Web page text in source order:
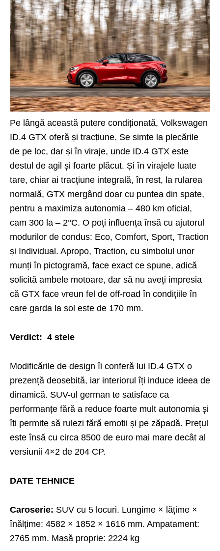
Pe lângă această putere condiționată, Volkswagen
ID.4 GTX oferă și tracțiune. Se simte la plecările
de pe loc, dar și în viraje, unde ID.4 GTX este
destul de agil și foarte plăcut. Și în virajele luate
tare, chiar ai tracțiune integrală, în rest, la rularea
normală, GTX mergând doar cu puntea din spate,
pentru a maximiza autonomia – 480 km oficial,
cam 300 la – 2°C. O poți influența însă cu ajutorul
modurilor de condus: Eco, Comfort, Sport, Traction
și Individual. Apropo, Traction, cu simbolul unor
munți în pictogramă, face exact ce spune, adică
solicită ambele motoare, dar să nu aveți impresia
că GTX face vreun fel de off-road în condițiile în
care garda la sol este de 170 mm.
Verdict: 4 stele
Modificările de design îi conferă lui ID.4 GTX o
prezență deosebită, iar interiorul îți induce ideea de
dinamică. SUV-ul german te satisface ca
performanțe fără a reduce foarte mult autonomia și
îți permite să rulezi fără emoții și pe zăpadă. Prețul
este însă cu circa 8500 de euro mai mare decât al
versiunii 4×2 de 204 CP.
DATE TEHNICE
Caroserie: SUV cu 5 locuri. Lungime × lățime ×
înălțime: 4582 × 1852 × 1616 mm. Ampatament:
2765 mm. Masă proprie: 2224 kg